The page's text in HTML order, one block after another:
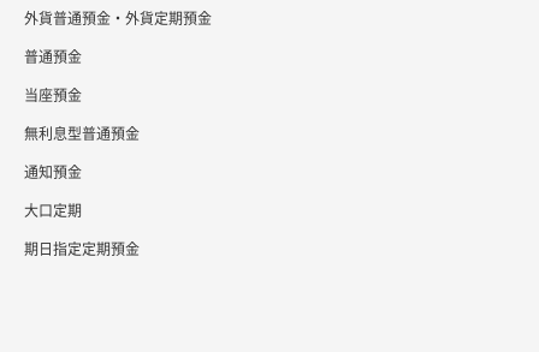
外貨普通預金・外貨定期預金
普通預金
当座預金
無利息型普通預金
通知預金
大口定期
期日指定定期預金